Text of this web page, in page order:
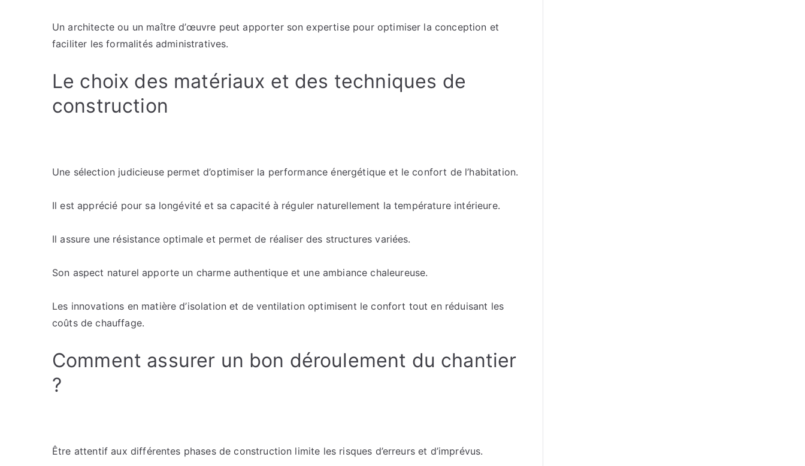
Un architecte ou un maître d’œuvre peut apporter son expertise pour optimiser la conception et
faciliter les formalités administratives.
Le choix des matériaux et des techniques de
construction
Une sélection judicieuse permet d’optimiser la performance énergétique et le confort de l’habitation.
Il est apprécié pour sa longévité et sa capacité à réguler naturellement la température intérieure.
Il assure une résistance optimale et permet de réaliser des structures variées.
Son aspect naturel apporte un charme authentique et une ambiance chaleureuse.
Les innovations en matière d’isolation et de ventilation optimisent le confort tout en réduisant les
coûts de chauffage.
Comment assurer un bon déroulement du chantier
?
Être attentif aux différentes phases de construction limite les risques d’erreurs et d’imprévus.